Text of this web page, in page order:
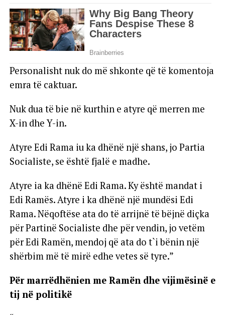
Personalisht nuk do më shkonte që të komentoja
emra të caktuar.
Nuk dua të bie në kurthin e atyre që merren me
X-in dhe Y-in.
Atyre Edi Rama iu ka dhënë një shans, jo Partia
Socialiste, se është fjalë e madhe.
Atyre ia ka dhënë Edi Rama. Ky është mandat i
Edi Ramës. Atyre i ka dhënë një mundësi Edi
Rama. Nëqoftëse ata do të arrijnë të bëjnë diçka
për Partinë Socialiste dhe për vendin, jo vetëm
për Edi Ramën, mendoj që ata do t`i bënin një
shërbim më të mirë edhe vetes së tyre.”
Për marrëdhënien me Ramën dhe vijimësinë e
tij në politikë